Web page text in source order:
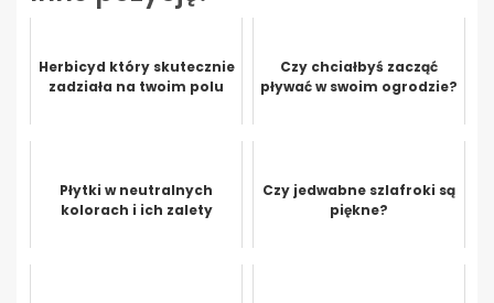
Herbicyd który skutecznie
zadziała na twoim polu
Czy chciałbyś zacząć
pływać w swoim ogrodzie?
Płytki w neutralnych
kolorach i ich zalety
Czy jedwabne szlafroki są
piękne?